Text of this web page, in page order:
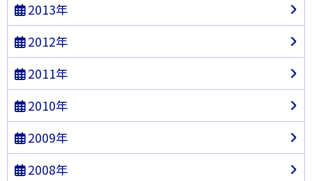
2013年
2012年
2011年
2010年
2009年
2008年